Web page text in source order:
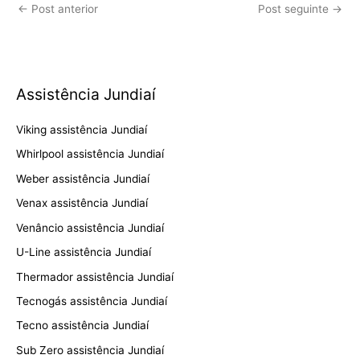
← Post anterior Post seguinte →
Assistência Jundiaí
Viking assistência Jundiaí
Whirlpool assistência Jundiaí
Weber assistência Jundiaí
Venax assistência Jundiaí
Venâncio assistência Jundiaí
U-Line assistência Jundiaí
Thermador assistência Jundiaí
Tecnogás assistência Jundiaí
Tecno assistência Jundiaí
Sub Zero assistência Jundiaí